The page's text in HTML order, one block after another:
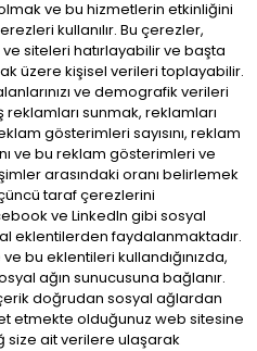
ve bu hizmetlerin etkinliğini
kullanılır. Bu çerezler,
siteleri hatırlayabilir ve başta
üzere kişisel verileri toplayabilir.
ve demografik verileri
sunmak, reklamları
gösterimleri sayısını, reklam
ve bu reklam gösterimleri ve
arasındaki oranı belirlemek
taraf çerezlerini
ve LinkedIn gibi sosyal
eklentilerden faydalanmaktadır.
bu eklentileri kullandığınızda,
ağın sunucusuna bağlanır.
doğrudan sosyal ağlardan
etmekte olduğunuz web sitesine
size ait verilere ulaşarak